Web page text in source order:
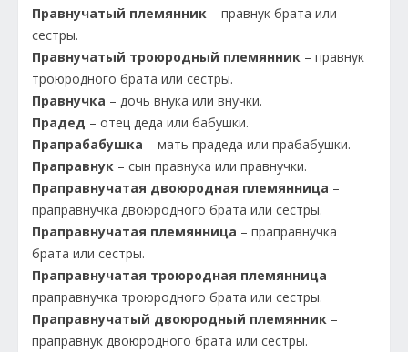
Правнучатый племянник – правнук брата или
сестры.
Правнучатый троюродный племянник – правнук
троюродного брата или сестры.
Правнучка – дочь внука или внучки.
Прадед – отец деда или бабушки.
Прапрабабушка – мать прадеда или прабабушки.
Праправнук – сын правнука или правнучки.
Праправнучатая двоюродная племянница –
праправнучка двоюродного брата или сестры.
Праправнучатая племянница – праправнучка
брата или сестры.
Праправнучатая троюродная племянница –
праправнучка троюродного брата или сестры.
Праправнучатый двоюродный племянник –
праправнук двоюродного брата или сестры.